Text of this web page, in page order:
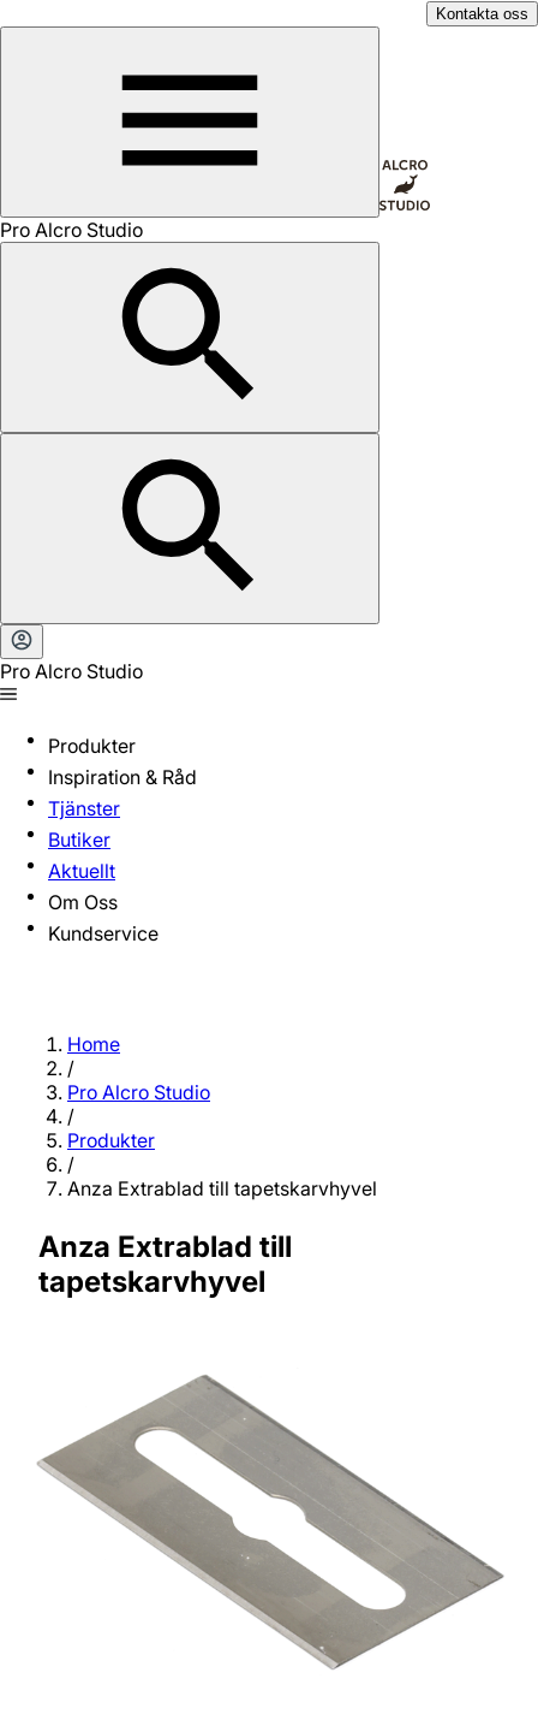
Kontakta oss
Pro Alcro Studio
Pro Alcro Studio
Produkter
Inspiration & Råd
Tjänster
Butiker
Aktuellt
Om Oss
Kundservice
Home
/
Pro Alcro Studio
/
Produkter
/
Anza Extrablad till tapetskarvhyvel
Anza Extrablad till
tapetskarvhyvel